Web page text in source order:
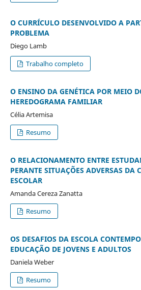
O CURRÍCULO DESENVOLVIDO A
PROBLEMA
Diego Lamb
Trabalho completo
O ENSINO DA GENÉTICA POR MEIO
HEREDOGRAMA FAMILIAR
Célia Artemisa
Resumo
O RELACIONAMENTO ENTRE
PERANTE SITUAÇÕES ADVERSAS DA
ESCOLAR
Amanda Cereza Zanatta
Resumo
OS DESAFIOS DA ESCOLA
EDUCAÇÃO DE JOVENS E ADULTOS
Daniela Weber
Resumo